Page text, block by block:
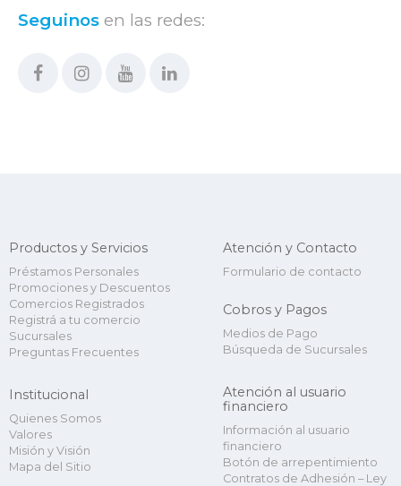
Seguinos en las redes:
Productos y Servicios
Préstamos Personales
Promociones y Descuentos
Comercios Registrados
Registrá a tu comercio
Sucursales
Preguntas Frecuentes
Institucional
Quienes Somos
Valores
Misión y Visión
Mapa del Sitio
Atención y Contacto
Formulario de contacto
Cobros y Pagos
Medios de Pago
Búsqueda de Sucursales
Atención al usuario
financiero
Información al usuario
financiero
Botón de arrepentimiento
Contratos de Adhesión – Ley